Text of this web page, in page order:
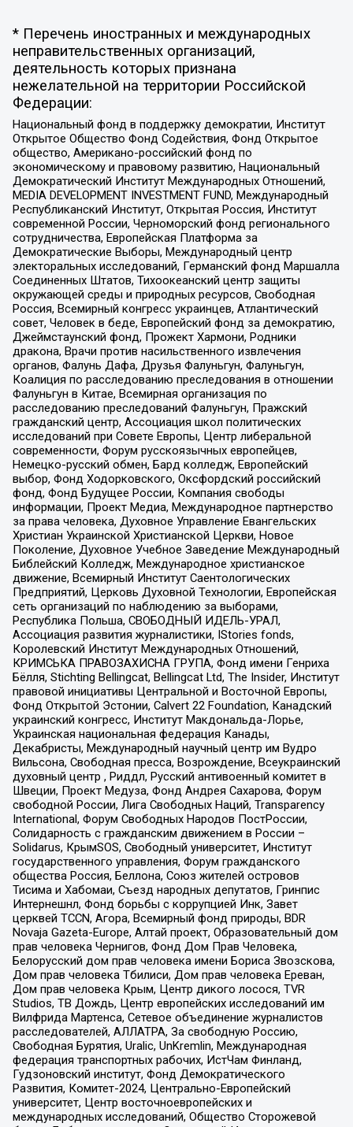
* Перечень иностранных и международных
неправительственных организаций,
деятельность которых признана
нежелательной на территории Российской
Федерации:
Национальный фонд в поддержку демократии, Институт
Открытое Общество Фонд Содействия, Фонд Открытое
общество, Американо-российский фонд по
экономическому и правовому развитию, Национальный
Демократический Институт Международных Отношений,
MEDIA DEVELOPMENT INVESTMENT FUND, Международный
Республиканский Институт, Открытая Россия, Институт
современной России, Черноморский фонд регионального
сотрудничества, Европейская Платформа за
Демократические Выборы, Международный центр
электоральных исследований, Германский фонд Маршалла
Соединенных Штатов, Тихоокеанский центр защиты
окружающей среды и природных ресурсов, Свободная
Россия, Всемирный конгресс украинцев, Атлантический
совет, Человек в беде, Европейский фонд за демократию,
Джеймстаунский фонд, Прожект Хармони, Родники
дракона, Врачи против насильственного извлечения
органов, Фалунь Дафа, Друзья Фалуньгун, Фалуньгун,
Коалиция по расследованию преследования в отношении
Фалуньгун в Китае, Всемирная организация по
расследованию преследований Фалуньгун, Пражский
гражданский центр, Ассоциация школ политических
исследований при Совете Европы, Центр либеральной
современности, Форум русскоязычных европейцев,
Немецко-русский обмен, Бард колледж, Европейский
выбор, Фонд Ходорковского, Оксфордский российский
фонд, Фонд Будущее России, Компания свободы
информации, Проект Медиа, Международное партнерство
за права человека, Духовное Управление Евангельских
Христиан Украинской Христианской Церкви, Новое
Поколение, Духовное Учебное Заведение Международный
Библейский Колледж, Международное христианское
движение, Всемирный Институт Саентологических
Предприятий, Церковь Духовной Технологии, Европейская
сеть организаций по наблюдению за выборами,
Республика Польша, СВОБОДНЫЙ ИДЕЛЬ-УРАЛ,
Ассоциация развития журналистики, IStories fonds,
Королевский Институт Международных Отношений,
КРИМСЬКА ПРАВОЗАХИСНА ГРУПА, Фонд имени Генриха
Бёлля, Stichting Bellingcat, Bellingcat Ltd, The Insider, Институт
правовой инициативы Центральной и Восточной Европы,
Фонд Открытой Эстонии, Calvert 22 Foundation, Канадский
украинский конгресс, Институт Макдональда-Лорье,
Украинская национальная федерация Канады,
Декабристы, Международный научный центр им Вудро
Вильсона, Свободная пресса, Возрождение, Всеукраинский
духовный центр , Риддл, Русский антивоенный комитет в
Швеции, Проект Медуза, Фонд Андрея Сахарова, Форум
свободной России, Лига Свободных Наций, Transparеncy
International, Форум Свободных Народов ПостРоссии,
Солидарность с гражданским движением в России –
Solidarus, КрымSOS, Свободный университет, Институт
государственного управления, Форум гражданского
общества Россия, Беллона, Союз жителей островов
Тисима и Хабомаи, Съезд народных депутатов, Гринпис
Интернешнл, Фонд борьбы с коррупцией Инк, Завет
церквей TCCN, Агора, Всемирный фонд природы, BDR
Novaja Gazeta-Europe, Алтай проект, Образовательный дом
прав человека Чернигов, Фонд Дом Прав Человека,
Белорусский дом прав человека имени Бориса Звозскова,
Дом прав человека Тбилиси, Дом прав человека Ереван,
Дом прав человека Крым, Центр дикого лосося, TVR
Studios, ТВ Дождь, Центр европейских исследований им
Вилфрида Мартенса, Сетевое объединение журналистов
расследователей, АЛЛАТРА, За свободную Россию,
Свободная Бурятия, Uralic, UnKremlin, Международная
федерация транспортных рабочих, ИстЧам Финланд,
Гудзоновский институт, Фонд Демократического
Развития, Комитет-2024, Центрально-Европейский
университет, Центр восточноевропейских и
международных исследований, Общество Сторожевой